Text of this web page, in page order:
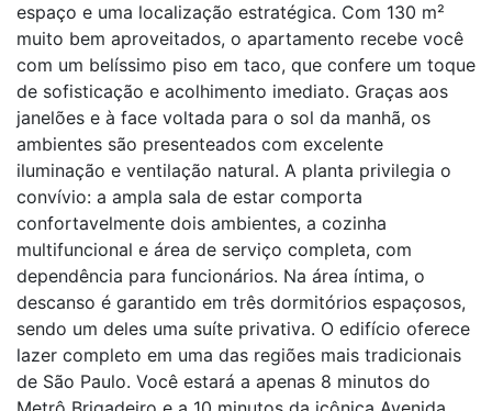
espaço e uma localização estratégica. Com 130 m²
muito bem aproveitados, o apartamento recebe você
com um belíssimo piso em taco, que confere um toque
de sofisticação e acolhimento imediato. Graças aos
janelões e à face voltada para o sol da manhã, os
ambientes são presenteados com excelente
iluminação e ventilação natural. A planta privilegia o
convívio: a ampla sala de estar comporta
confortavelmente dois ambientes, a cozinha
multifuncional e área de serviço completa, com
dependência para funcionários. Na área íntima, o
descanso é garantido em três dormitórios espaçosos,
sendo um deles uma suíte privativa. O edifício oferece
lazer completo em uma das regiões mais tradicionais
de São Paulo. Você estará a apenas 8 minutos do